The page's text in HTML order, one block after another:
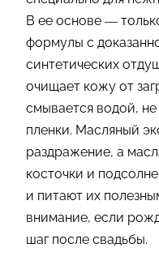
В ее основе —
формулы с
синтетических
очищает кожу от
смывается водой,
пленки. Масляный
раздражение, а
косточки и
и питают их
внимание, если
шаг после свадьбы.